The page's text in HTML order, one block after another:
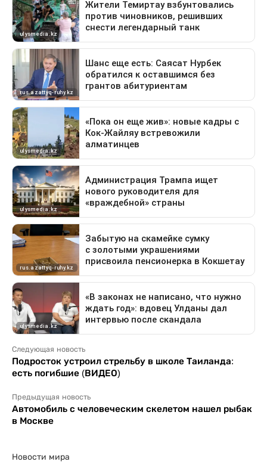
Следующая новость
Подросток устроил стрельбу в школе Таиланда:
есть погибшие (ВИДЕО)
Предыдущая новость
Автомобиль с человеческим скелетом нашел рыбак
в Москве
Новости мира